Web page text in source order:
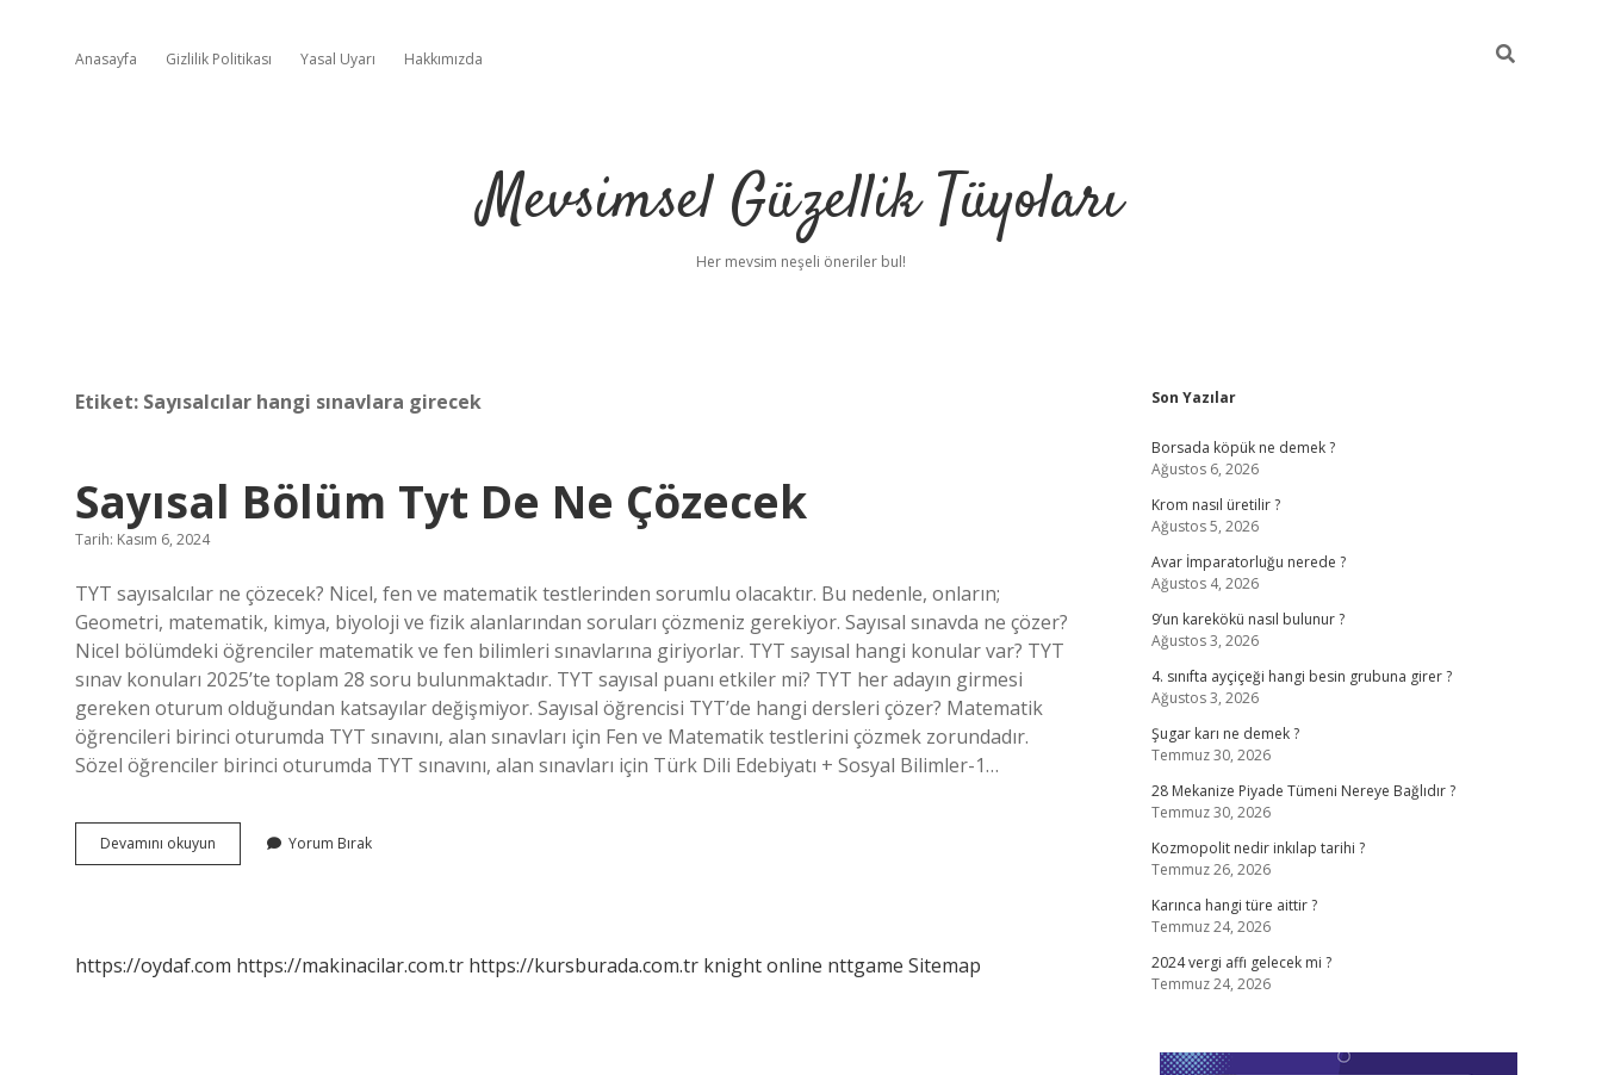
Anasayfa Gizlilik Politikası Yasal Uyarı Hakkımızda
Mevsimsel Güzellik Tüyoları
Her mevsim neşeli öneriler bul!
Etiket: Sayısalcılar hangi sınavlara girecek
Sayısal Bölüm Tyt De Ne Çözecek
Tarih: Kasım 6, 2024
TYT sayısalcılar ne çözecek? Nicel, fen ve matematik testlerinden sorumlu olacaktır. Bu nedenle, onların;
Geometri, matematik, kimya, biyoloji ve fizik alanlarından soruları çözmeniz gerekiyor. Sayısal sınavda ne çözer?
Nicel bölümdeki öğrenciler matematik ve fen bilimleri sınavlarına giriyorlar. TYT sayısal hangi konular var? TYT
sınav konuları 2025’te toplam 28 soru bulunmaktadır. TYT sayısal puanı etkiler mi? TYT her adayın girmesi
gereken oturum olduğundan katsayılar değişmiyor. Sayısal öğrencisi TYT’de hangi dersleri çözer? Matematik
öğrencileri birinci oturumda TYT sınavını, alan sınavları için Fen ve Matematik testlerini çözmek zorundadır.
Sözel öğrenciler birinci oturumda TYT sınavını, alan sınavları için Türk Dili Edebiyatı + Sosyal Bilimler-1…
Devamını okuyun
Bölüm
Yorum Bırak
https://oydaf.com https://makinacilar.com.tr https://kursburada.com.tr knight online nttgame Sitemap
Sidebar
Son Yazılar
Borsada köpük ne demek ?
Ağustos 6, 2026
Krom nasıl üretilir ?
Ağustos 5, 2026
Avar İmparatorluğu nerede ?
Ağustos 4, 2026
9’un karekökü nasıl bulunur ?
Ağustos 3, 2026
4. sınıfta ayçiçeği hangi besin grubuna girer ?
Ağustos 3, 2026
Şugar karı ne demek ?
Temmuz 30, 2026
28 Mekanize Piyade Tümeni Nereye Bağlıdır ?
Temmuz 30, 2026
Kozmopolit nedir inkılap tarihi ?
Temmuz 26, 2026
Karınca hangi türe aittir ?
Temmuz 24, 2026
2024 vergi affı gelecek mi ?
Temmuz 24, 2026
betcihiltonbet giriş